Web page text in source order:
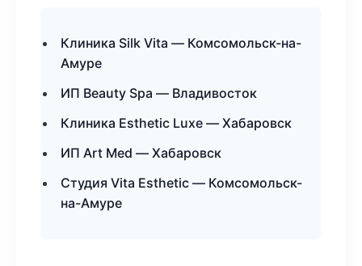
Клиника Silk Vita — Комсомольск-на-
Амуре
ИП Beauty Spa — Владивосток
Клиника Esthetic Luxe — Хабаровск
ИП Art Med — Хабаровск
Студия Vita Esthetic — Комсомольск-
на-Амуре